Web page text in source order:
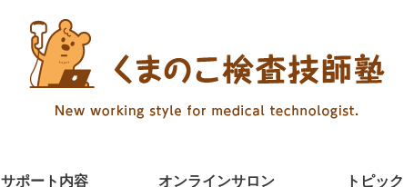
サポート内容 オンラインサロン トピック